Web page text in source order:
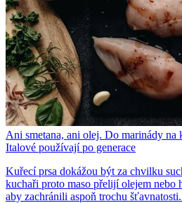
Ani smetana, ani olej. Do marinády na
Italové používají po generace
Kuřecí prsa dokážou být za chvilku
kuchaři proto maso přelijí olejem nebo
aby zachránili aspoň trochu